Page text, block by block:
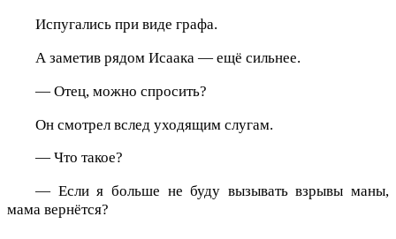
Испугались при виде графа.
А заметив рядом Исаака — ещё сильнее.
— Отец, можно спросить?
Он смотрел вслед уходящим слугам.
— Что такое?
— Если я больше не буду вызывать взрывы маны,
мама вернётся?